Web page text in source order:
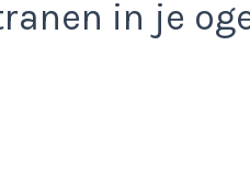
in je